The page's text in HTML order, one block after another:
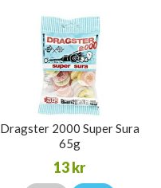
Dragster 2000 Super Sura
65g
13 kr